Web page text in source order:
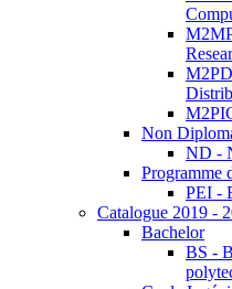
Non
ND -
Programme
PEI -
Catalogue 2019 -
Bachelor
BS -